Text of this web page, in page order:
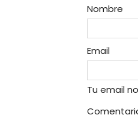
Nombre
Email
Tu email